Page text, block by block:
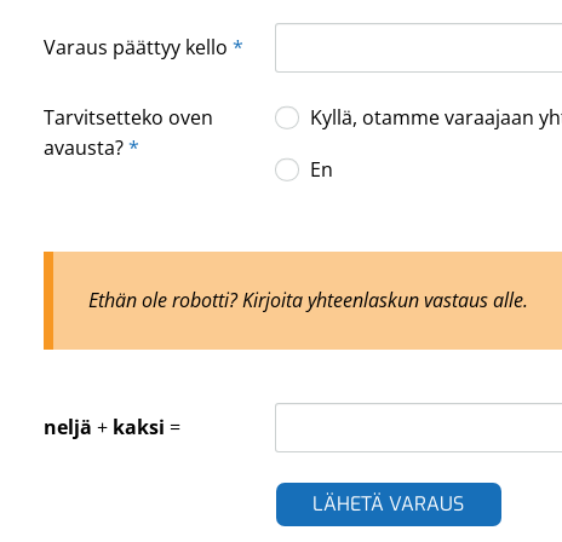
Varaus päättyy kello *
Tarvitsetteko oven
avausta?*
Kyllä, otamme varaajaan
En
Ethän ole robotti? Kirjoita yhteenlaskun vastaus alle.
neljä + kaksi =
LÄHETÄ VARAUS